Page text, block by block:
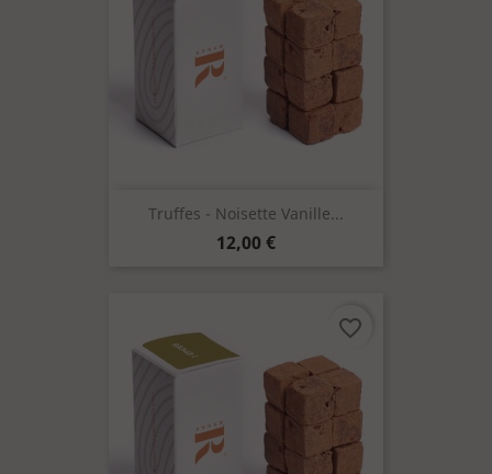
Truffes - Noisette Vanille...
Prix
12,00 €
favorite_border